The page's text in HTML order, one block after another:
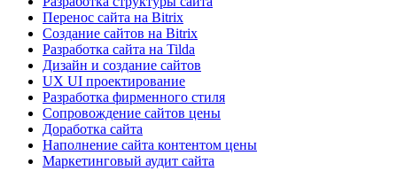
Перенос сайта на Bitrix
Создание сайтов на Bitrix
Разработка сайта на Tilda
Дизайн и создание сайтов
UX UI проектирование
Разработка фирменного стиля
Сопровождение сайтов цены
Доработка сайта
Наполнение сайта контентом цены
Маркетинговый аудит сайта